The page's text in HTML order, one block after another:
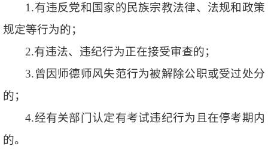
1.有违反党和国家的民族宗教法律、法规和政策
规定等行为的；
2.有违法、违纪行为正在接受审查的；
3.曾因师德师风失范行为被解除公职或受过处分
的；
4.经有关部门认定有考试违纪行为且在停考期内
的。